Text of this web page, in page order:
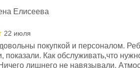
Елисеева
22 июля
покупкой и персоналом.
показали. Как обслуживать,что
лишнего не навязывали.